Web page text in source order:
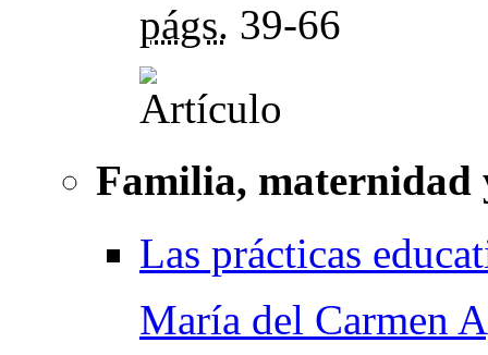
págs. 39-66
Familia, maternidad
Las prácticas
María del Carmen